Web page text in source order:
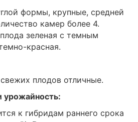
формы, крупные, средней
камер более 4.
зеленая с темным
красная.
плодов отличные.
урожайность:
к гибридам раннего срока